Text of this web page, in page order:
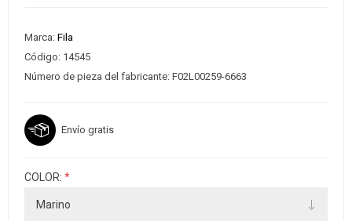
Marca: Fila
Código: 14545
Número de pieza del fabricante: F02L00259-6663
Envío gratis
COLOR: *